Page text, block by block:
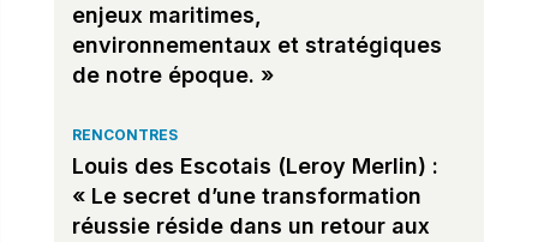
enjeux maritimes,
environnementaux et stratégiques
de notre époque. »
RENCONTRES
Louis des Escotais (Leroy Merlin) :
« Le secret d’une transformation
réussie réside dans un retour aux